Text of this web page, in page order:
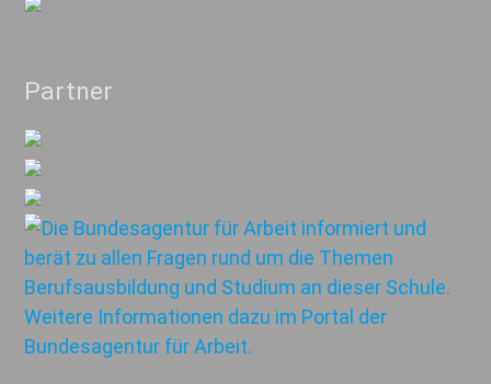
Partner